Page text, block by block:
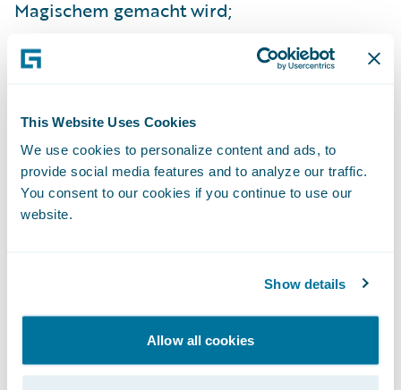
This Website Uses Cookies
We use cookies to personalize content and ads, to
provide social media features and to analyze our traffic.
You consent to our cookies if you continue to use our
website.
Show details
Allow all cookies
Magischem gemacht wird;
Admiral Group plc: Christophe Sanchez,
CTO und Business Development Director –
ConTe, sprachen über ihre Erfahrungen, die
sie bei der parallelen Einführung der
Guidewire-Plattform in den französischen
und italienischen Tochtergesellschaften
und zur Ablösung von Altsystemen . Die
Implementierung dauerte neun Monate in
Frankreich und 16 Monate in Italien;